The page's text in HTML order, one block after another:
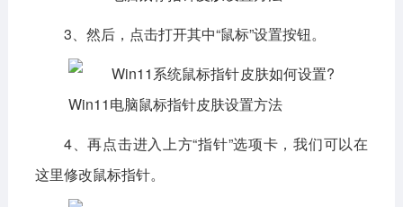
3、然后，点击打开其中“鼠标”设置按钮。
4、再点击进入上方“指针”选项卡，我们可以在
这里修改鼠标指针。